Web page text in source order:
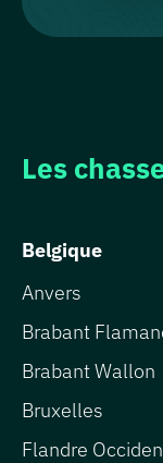
une
Les
chasses
La
grotte
aux
cadeaux
Les
Belgique
Anvers
Brabant
Brabant Wallon
Bruxelles
Flandre